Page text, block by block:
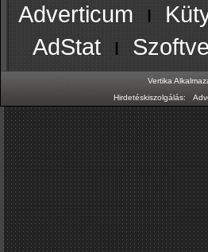
Adverticum ı
AdStat ı
Vertika
Hirdetéskiszolgálás: